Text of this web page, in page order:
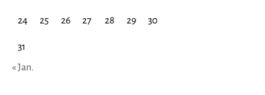
24 25 26 27 28 29 30
31
« Jan.